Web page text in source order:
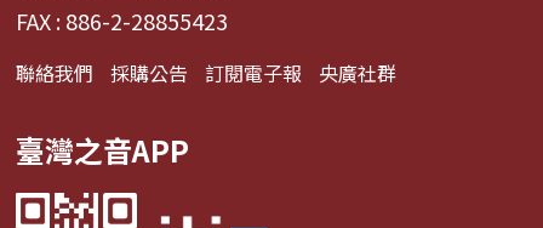
FAX : 886-2-28855423
聯絡我們 採購公告 訂閱電子報 央廣社群
臺灣之音APP